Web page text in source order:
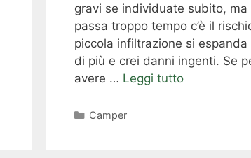
gravi se individuate subito, ma
passa troppo tempo c’è il
piccola infiltrazione si espanda
di più e crei danni ingenti. Se
avere … Leggi tutto
Categorie
Camper